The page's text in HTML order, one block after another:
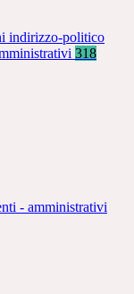
indirizzo-politico
318
- amministrativi